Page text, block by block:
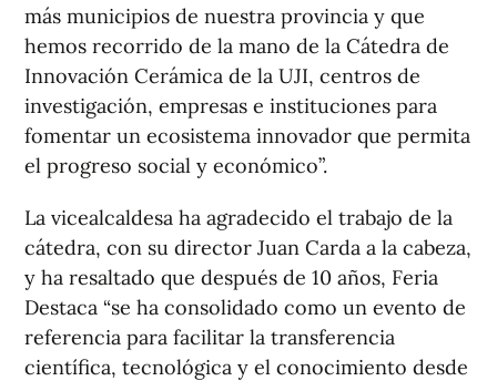
más municipios de nuestra provincia y que
hemos recorrido de la mano de la Cátedra de
Innovación Cerámica de la UJI, centros de
investigación, empresas e instituciones para
fomentar un ecosistema innovador que permita
el progreso social y económico”.
La vicealcaldesa ha agradecido el trabajo de la
cátedra, con su director Juan Carda a la cabeza,
y ha resaltado que después de 10 años, Feria
Destaca “se ha consolidado como un evento de
referencia para facilitar la transferencia
científica, tecnológica y el conocimiento desde